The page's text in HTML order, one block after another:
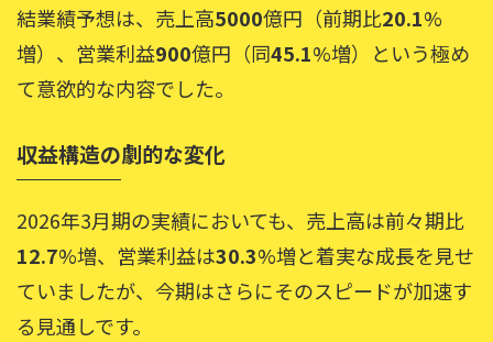
結業績予想は、売上高5000億円（前期比20.1%
増）、営業利益900億円（同45.1%増）という極め
て意欲的な内容でした。
収益構造の劇的な変化
2026年3月期の実績においても、売上高は前々期比
12.7%増、営業利益は30.3%増と着実な成長を見せ
ていましたが、今期はさらにそのスピードが加速す
る見通しです。